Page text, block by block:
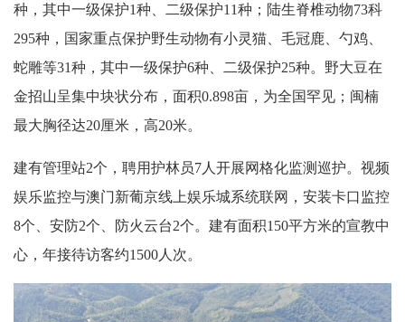
种，其中一级保护1种、二级保护11种；陆生脊椎动物73科
295种，国家重点保护野生动物有小灵猫、毛冠鹿、勺鸡、
蛇雕等31种，其中一级保护6种、二级保护25种。野大豆在
金招山呈集中块状分布，面积0.898亩，为全国罕见；闽楠
最大胸径达20厘米，高20米。
建有管理站2个，聘用护林员7人开展网格化监测巡护。视频
娱乐监控与澳门新葡京线上娱乐城系统联网，安装卡口监控
8个、安防2个、防火云台2个。建有面积150平方米的宣教中
心，年接待访客约1500人次。